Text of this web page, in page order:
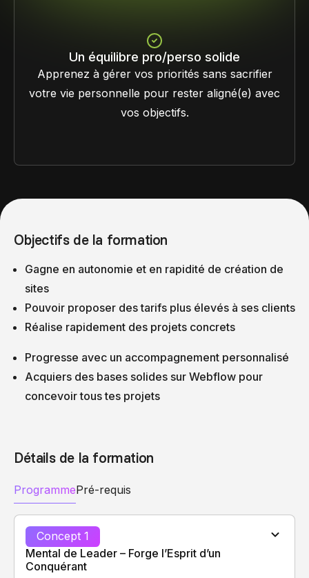
Un équilibre pro/perso solide
Apprenez à gérer vos priorités sans sacrifier
votre vie personnelle pour rester aligné(e) avec
vos objectifs.
Objectifs de la formation
Gagne en autonomie et en rapidité de création de
sites
Pouvoir proposer des tarifs plus élevés à ses clients
Réalise rapidement des projets concrets
Progresse avec un accompagnement personnalisé
Acquiers des bases solides sur Webflow pour
concevoir tous tes projets
Détails de la formation
ProgrammePré-requis
Concept 1
Mental de Leader – Forge l’Esprit d’un
Conquérant